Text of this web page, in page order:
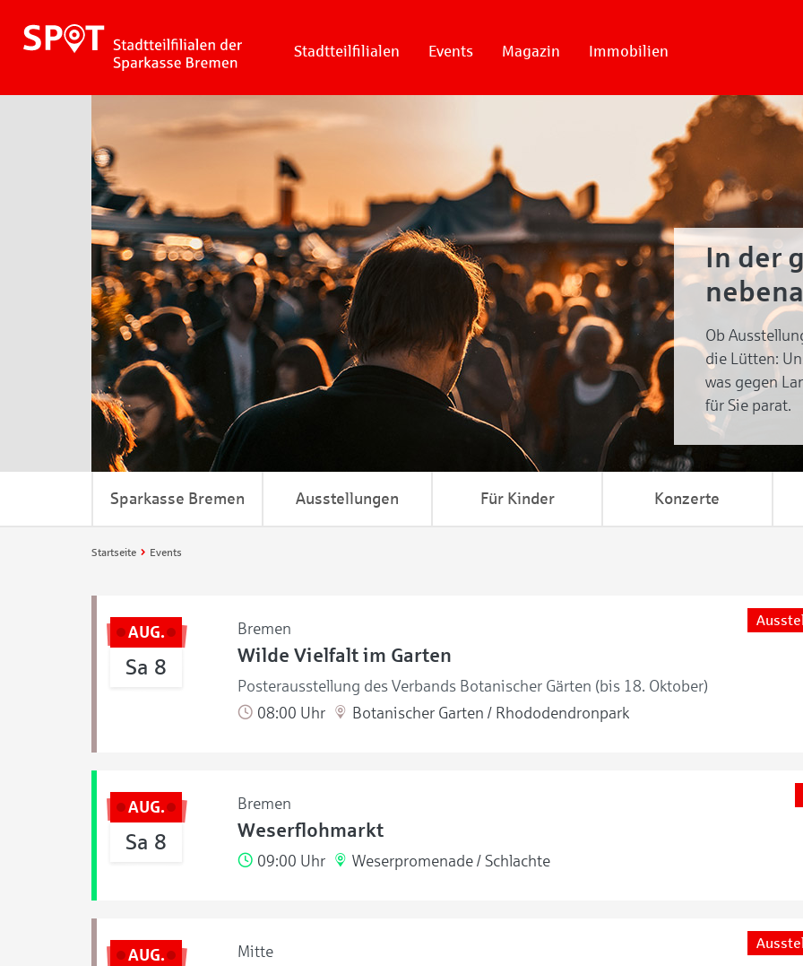
Stadtteilfilialen Events Magazin Immobilien
In der
Ob
die Lütten:
was gegen
für Sie parat.
Sparkasse Bremen Ausstellungen Für Kinder Konzerte
Startseite Events
AUG.
Sa 8
Bremen
Wilde Vielfalt im Garten
Posterausstellung des Verbands Botanischer Gärten (bis 18. Oktober)
08:00 Uhr
Botanischer Garten / Rhododendronpark
AUG.
Sa 8
Bremen
Weserflohmarkt
09:00 Uhr Weserpromenade / Schlachte
AUG. Mitte